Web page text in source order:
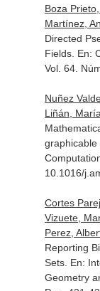
Boza
Martínez,
Directed
Fields. En:
Vol. 64.
Nuñez
Liñán,
graphicable
10.1016/
Cortes
Vizuete,
Perez,
Reporting
Sets. En:
Geometry